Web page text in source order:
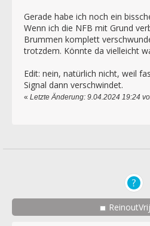
Gerade habe ich noch ein
Wenn ich die NFB mit Grund
Brummen komplett
trotzdem. Könnte da vielleicht
Edit: nein, natürlich nicht, weil
Signal dann verschwindet.
« Letzte Änderung: 9.04.2024 19:24